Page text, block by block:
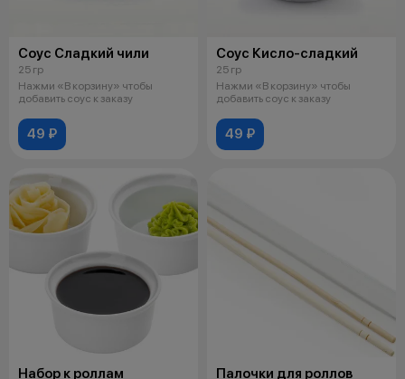
Соус Сладкий чили
25 гр
Нажми «В корзину» чтобы
добавить соус к заказу
49 ₽
Соус Кисло-сладкий
25 гр
Нажми «В корзину» чтобы
добавить соус к заказу
49 ₽
Набор к роллам Палочки для роллов